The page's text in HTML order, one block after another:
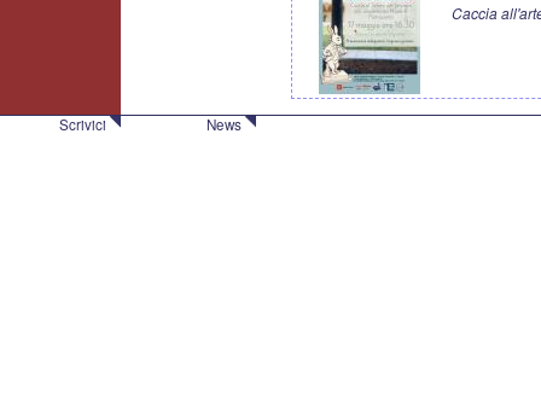
Caccia
Scrivici News